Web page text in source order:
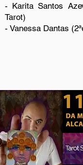
- Karita Santos
Tarot)
- Vanessa Dantas